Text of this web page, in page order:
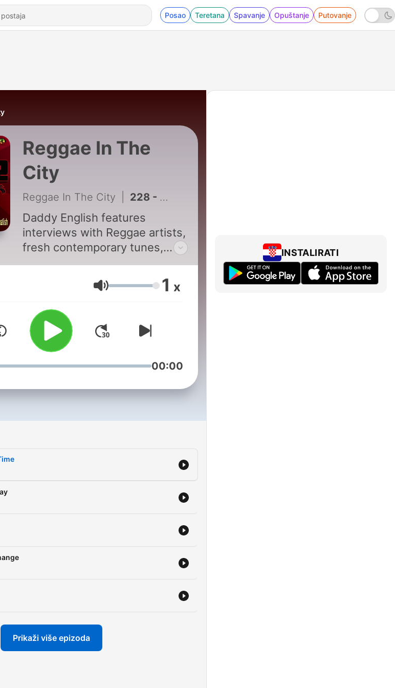
Posao Teretana Spavanje Opuštanje Putovanje
Reggae In The
City
Reggae In The City 228 - Ep 207... Echoes of Time
Daddy English features
interviews with Reggae artists,
fresh contemporary tunes,
timeless classics, and festival
with the music, we don't rush
the music.
Glasnoća 1 x
00:00
Prikaži više epizoda
INSTALIRATI